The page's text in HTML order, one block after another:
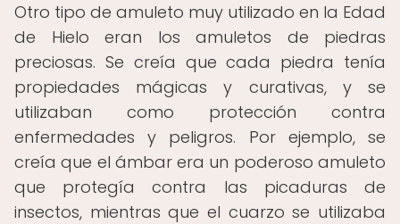
Otro tipo de amuleto muy utilizado en la Edad
de Hielo eran los amuletos de piedras
preciosas. Se creía que cada piedra tenía
propiedades mágicas y curativas, y se
utilizaban como protección contra
enfermedades y peligros. Por ejemplo, se
creía que el ámbar era un poderoso amuleto
que protegía contra las picaduras de
insectos, mientras que el cuarzo se utilizaba